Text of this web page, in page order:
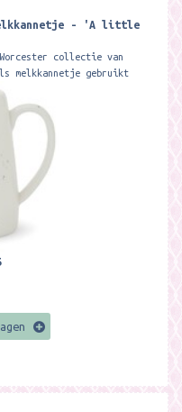
- 'A little
collectie van
melkkannetje gebruikt